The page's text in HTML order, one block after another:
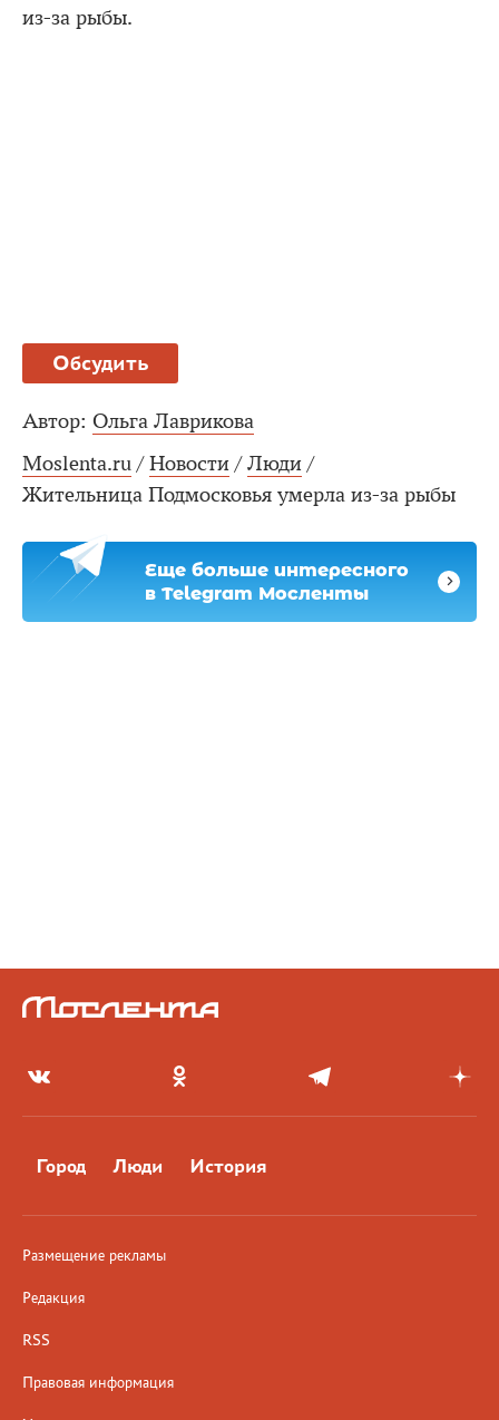
из-за рыбы.
Обсудить
Автор: Ольга Лаврикова
Moslenta.ru / Новости / Люди /
Жительница Подмосковья умерла из-за рыбы
Еще больше интересного
в Telegram Мосленты
Город Люди История
Размещение рекламы
Редакция
RSS
Правовая информация